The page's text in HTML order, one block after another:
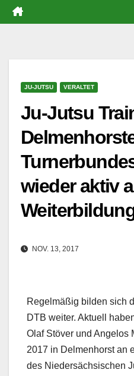
Zum
Inhalt
JU-JUTSU VERALTET
Ju-Jutsu
wieder aktiv
NOV. 13, 2017
Regelmäßig bilden sich
DTB weiter. Aktuell
Olaf Stöver und Angelos
2017 in Delmenhorst an
des Niedersächsischen